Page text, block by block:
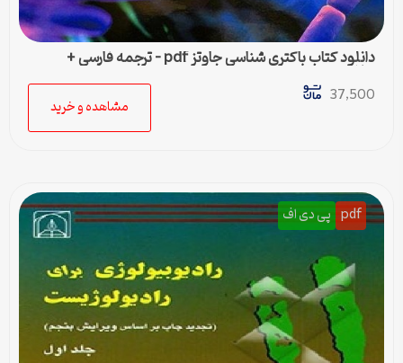
دانلود کتاب باکتری شناسی جاوتز pdf – ترجمه فارسی +
خلاصه
37,500
مشاهده و خرید
pdf پی دی اف